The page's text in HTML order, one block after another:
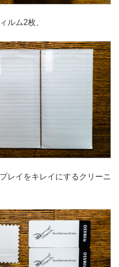
ルム2枚、
レイをキレイにするクリーニ